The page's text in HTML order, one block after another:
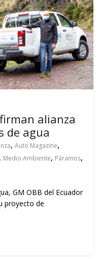
alianza
de agua
,Auto Magazine,
, Medio Ambiente, Páramos,
GM OBB del Ecuador
proyecto de